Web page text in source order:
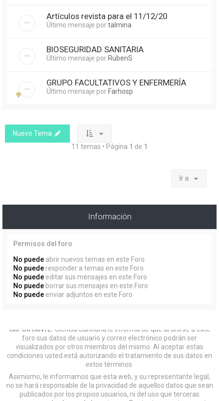
Artículos revista para el 11/12/20
Último mensaje portalmina
BIOSEGURIDAD SANITARIA
Último mensaje por RubenS
GRUPO FACULTATIVOS Y ENFERMERÍA
Último mensaje por Farhosp
Nuevo Tema
11 temas • Página 1 de 1
Ir a
Información
Permisos del foro
No puede abrir nuevos temas en este Foro
No puede responder a temas en este Foro
No puede editar sus mensajes en este Foro
No puede borrar sus mensajes en este Foro
No puede enviar adjuntos en este Foro
IMPORTANTE: Ciencia Sanitaria le informa de que al unirse a este
foro sus datos de usuario y correo electrónico podrán ser
visualizados por otros miembros del mismo. Al aceptar estas
condiciones usted está autorizando el tratamiento de sus datos en
estos términos.
Asimismo, le informamos que esta web, y su representante legal,
no se hará responsable de la privacidad de aquellos datos que sean
publicados por los propios usuarios, ni del uso que terceras